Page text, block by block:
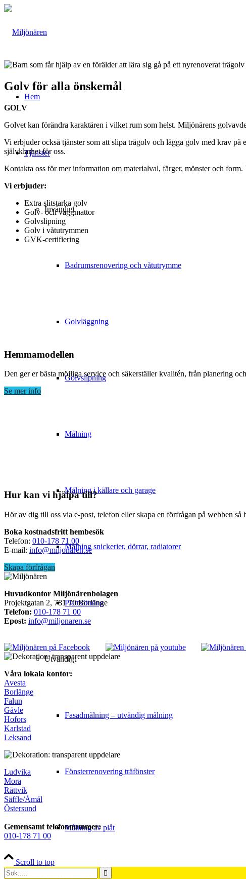
Hem
Tjänster
Invändigt
Badrumsrenovering och våtutrymme
Golvläggning
Golvslipning
Målning
Målning i källare och garage
Målning snickerier, dörrar, radiatorer
Plattsättning
Utvändigt
Fasadmålning – utvändig målning
Fönsterrenovering träfönster
Målning av plåt
Golv för alla önskemål
GOLV
Golvet kan förändra karaktären i vilket rum som helst. Miljönärens
Vi erbjuder också tjänster som att slipa trägolv och lägga golv med krav
självklarhet för oss.
Kontakta oss för mer information om materialval, färger, mönster och
Vi erbjuder:
Extra slitstarka golv
Golv- och väggmattor
Golvslipning
Golv i våtutrymmen
GVK-certifiering
Hemma­modellen
Den ger er bästa möjliga service och säkerställer kvalitén, från planering
Se mer info
Hur kan vi hjälpa till?
Hör av dig till oss via e-post, telefon eller skapa en förfrågan på webben så
Boka kostnadsfritt hembesök
Telefon: 010-178 71 00
E-mail: info@miljonaren.se
Skapa förfrågan
Huvudkontor Miljönärenbolagen
Projektgatan 2, 781 70 Borlänge
Telefon: 010-178 71 00
Epost: info@miljonaren.se
Våra lokala kontor:
Avesta
Borlänge
Falun
Gävle
Hofors
Karlstad
Leksand
Ludvika
Mora
Rättvik
Säffle/Åmål
Östersund
Gemensamt telefonnummer:
010-178 71 00
Scroll to top